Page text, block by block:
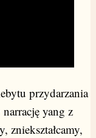
przydarzania
yang z
zniekształcamy,